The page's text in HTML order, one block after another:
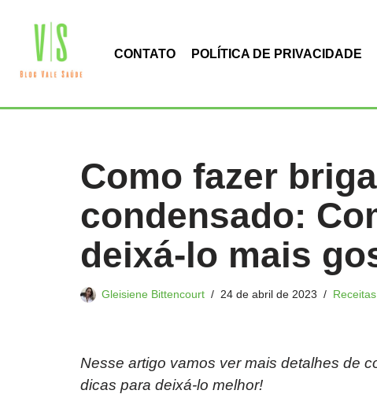
Pular
conteúdo
CONTATO POLÍTICA DE PRIVACIDADE
Como fazer
condensado:
deixá-lo mais
Gleisiene Bittencourt 24 de abril de 2023 Receitas
Nesse artigo vamos ver mais detalhes de
dicas para deixá-lo melhor!